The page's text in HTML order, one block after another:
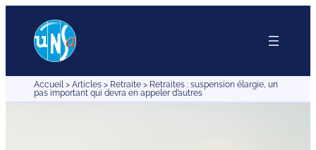
contenu
Accueil> Articles > Retraite > Retraites : suspension élargie, un
pas important qui devra en appeler d’autres